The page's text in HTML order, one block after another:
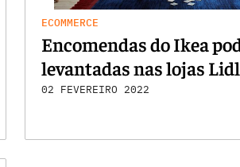
ECOMMERCE
Encomendas do Ikea
levantadas nas lojas Lidl
02 FEVEREIRO 2022